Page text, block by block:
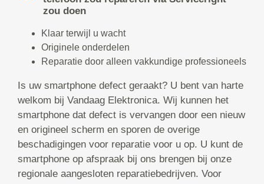
zou doen
Klaar terwijl u wacht
Originele onderdelen
Reparatie door alleen vakkundige professioneels
Is uw smartphone defect geraakt? U bent van harte
welkom bij Vandaag Elektronica. Wij kunnen het
smartphone dat defect is vervangen door een nieuw
en origineel scherm en sporen de overige
beschadigingen voor reparatie voor u op. U kunt de
smartphone op afspraak bij ons brengen bij onze
regionale aangesloten reparatiebedrijven. Voor